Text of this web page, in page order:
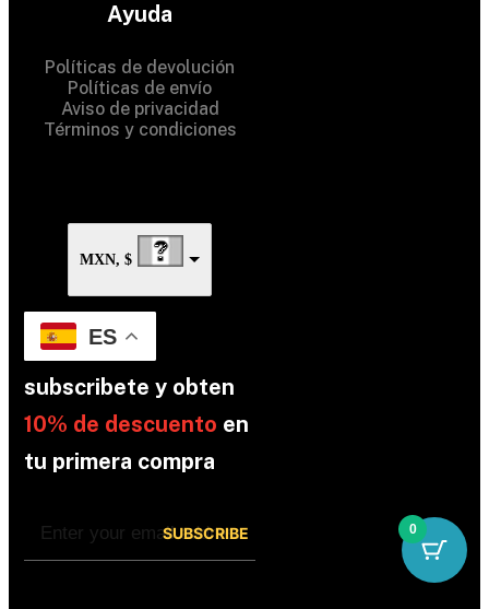
Ayuda
Políticas de devolución
Políticas de envío
Aviso de privacidad
Términos y condiciones
MXN, $
ES
subscribete y obten
10% de descuento en
tu primera compra
0